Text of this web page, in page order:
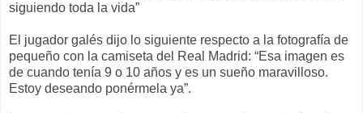
siguiendo toda la vida”
El jugador galés dijo lo siguiente respecto a la fotografía de
pequeño con la camiseta del Real Madrid: “Esa imagen es
de cuando tenía 9 o 10 años y es un sueño maravilloso.
Estoy deseando ponérmela ya”.